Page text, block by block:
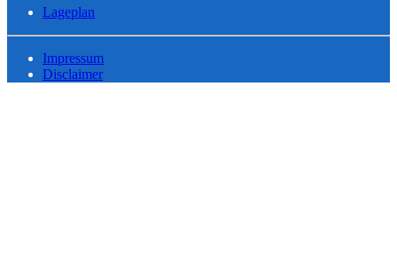
Lageplan
Impressum
Disclaimer